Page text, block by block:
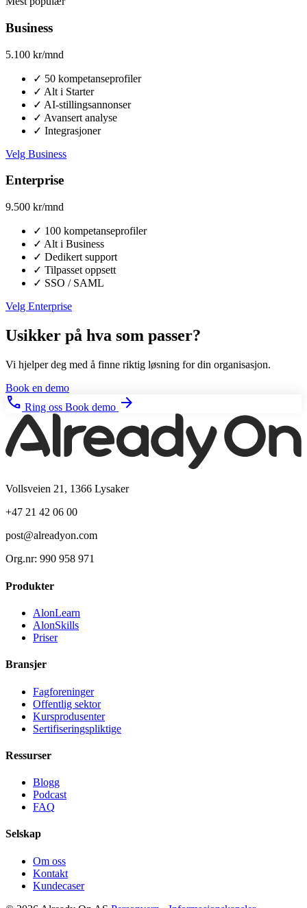
Business
5.100 kr/mnd
✓ 50 kompetanseprofiler
✓ Alt i Starter
✓ AI-stillingsannonser
✓ Avansert analyse
✓ Integrasjoner
Velg Business
Enterprise
9.500 kr/mnd
✓ 100 kompetanseprofiler
✓ Alt i Business
✓ Dedikert support
✓ Tilpasset oppsett
✓ SSO / SAML
Velg Enterprise
Usikker på hva som passer?
Vi hjelper deg med å finne riktig løsning for din organisasjon.
Book en demo
phone Ring oss Book demo arrow_forward
Vollsveien 21, 1366 Lysaker
+47 21 42 06 00
post@alreadyon.com
Org.nr: 990 958 971
Produkter
AlonLearn
AlonSkills
Priser
Bransjer
Fagforeninger
Offentlig sektor
Kursprodusenter
Sertifiseringspliktige
Ressurser
Blogg
Podcast
FAQ
Selskap
Om oss
Kontakt
Kundecaser